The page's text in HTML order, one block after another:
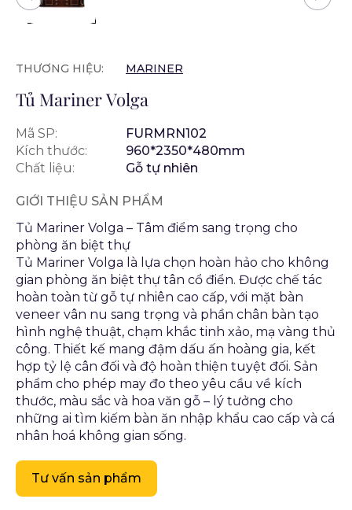
THƯƠNG HIỆU: MARINER
Tủ Mariner Volga
Mã SP:
FURMRN102
Kích thước:
960*2350*480mm
Chất liệu:
Gỗ tự nhiên
GIỚI THIỆU SẢN PHẨM
Tủ Mariner Volga – Tâm điểm sang trọng cho
phòng ăn biệt thự
Tủ Mariner Volga là lựa chọn hoàn hảo cho không
gian phòng ăn biệt thự tân cổ điển. Được chế tác
hoàn toàn từ gỗ tự nhiên cao cấp, với mặt bàn
veneer vân nu sang trọng và phần chân bàn tạo
hình nghệ thuật, chạm khắc tinh xảo, mạ vàng thủ
công. Thiết kế mang đậm dấu ấn hoàng gia, kết
hợp tỷ lệ cân đối và độ hoàn thiện tuyệt đối. Sản
phẩm cho phép may đo theo yêu cầu về kích
thước, màu sắc và hoa văn gỗ – lý tưởng cho
những ai tìm kiếm bàn ăn nhập khẩu cao cấp và cá
nhân hoá không gian sống.
Tư vấn sản phẩm